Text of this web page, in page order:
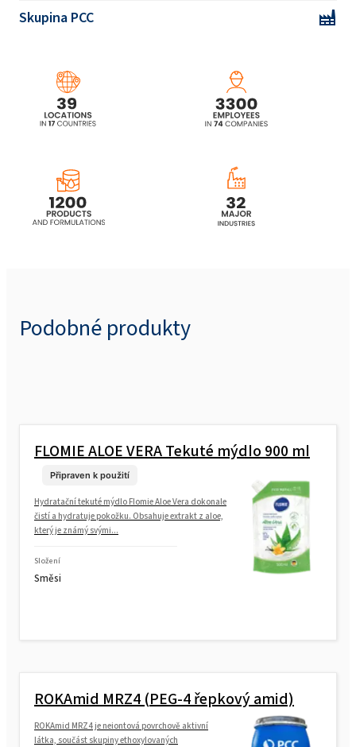
Skupina PCC
CAMOLIN® Posilující a lesklý micelární
šampon s vůní břízy 265 ml
objem s chmelovým aroma 265ml
Podobné produkty
FLOMIE ALOE VERA Tekuté mýdlo 900 ml
Připraven k použití
Hydratační tekuté mýdlo Flomie Aloe Vera dokonale
čistí a hydratuje pokožku. Obsahuje extrakt z aloe,
který je známý svými...
Složení
Směsi
ROKAmid MRZ4 (PEG-4 řepkový amid)
ROKAmid MRZ4 je neiontová povrchově aktivní
látka, součást skupiny ethoxylovaných